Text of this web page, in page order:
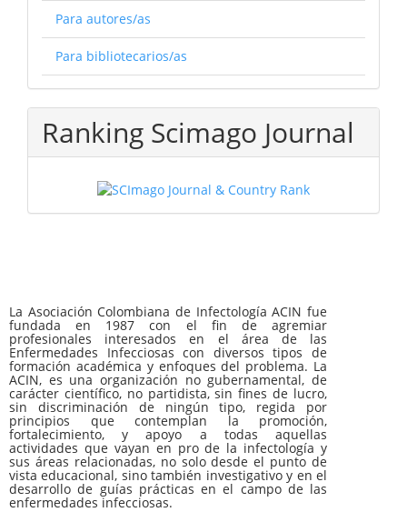
Para autores/as
Para bibliotecarios/as
Ranking Scimago Journal
La Asociación Colombiana de Infectología ACIN fue
fundada en 1987 con el fin de agremiar
profesionales interesados en el área de las
Enfermedades Infecciosas con diversos tipos de
formación académica y enfoques del problema. La
ACIN, es una organización no gubernamental, de
carácter científico, no partidista, sin fines de lucro,
sin discriminación de ningún tipo, regida por
principios que contemplan la promoción,
fortalecimiento, y apoyo a todas aquellas
actividades que vayan en pro de la infectología y
sus áreas relacionadas, no solo desde el punto de
vista educacional, sino también investigativo y en el
desarrollo de guías prácticas en el campo de las
enfermedades infecciosas.